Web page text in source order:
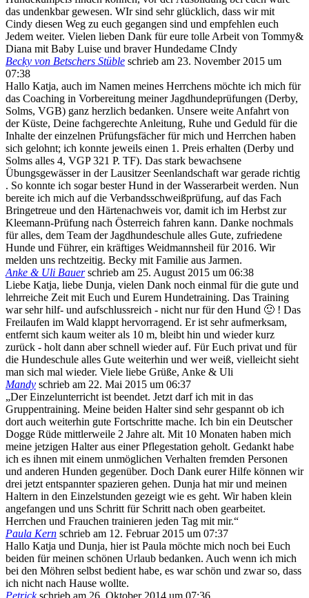
das undenkbar gewesen. WIr sind sehr glücklich, dass wir mit
Cindy diesen Weg zu euch gegangen sind und empfehlen euch
Jedem weiter. Vielen lieben Dank für eure tolle Arbeit von Tommy&
Diana mit Baby Luise und braver Hundedame CIndy
Becky von Betschers Stüble schrieb am 23. November 2015 um
07:38
Hallo Katja, auch im Namen meines Herrchens möchte ich mich für
das Coaching in Vorbereitung meiner Jagdhundeprüfungen (Derby,
Solms, VGB) ganz herzlich bedanken. Unsere weite Anfahrt von
der Küste, Deine fachgerechte Anleitung, Ruhe und Geduld für die
Inhalte der einzelnen Prüfungsfächer für mich und Herrchen haben
sich gelohnt; ich konnte jeweils einen 1. Preis erhalten (Derby und
Solms alles 4, VGP 321 P. TF). Das stark bewachsene
Übungsgewässer in der Lausitzer Seenlandschaft war gerade richtig
. So konnte ich sogar bester Hund in der Wasserarbeit werden. Nun
bereite ich mich auf die Verbandsschweißprüfung, auf das Fach
Bringetreue und den Härtenachweis vor, damit ich im Herbst zur
Kleemann-Prüfung nach Österreich fahren kann. Danke nochmals
für alles, dem Team der Jagdhundeschule alles Gute, zufriedene
Hunde und Führer, ein kräftiges Weidmannsheil für 2016. Wir
melden uns rechtzeitig. Becky mit Familie aus Jarmen.
Anke & Uli Bauer schrieb am 25. August 2015 um 06:38
Liebe Katja, liebe Dunja, vielen Dank noch einmal für die gute und
lehrreiche Zeit mit Euch und Eurem Hundetraining. Das Training
war sehr hilf- und aufschlussreich - nicht nur für den Hund 🙂 ! Das
Freilaufen im Wald klappt hervorragend. Er ist sehr aufmerksam,
entfernt sich kaum weiter als 10 m, bleibt hin und wieder kurz
zurück - holt dann aber schnell wieder auf. Für Euch privat und für
die Hundeschule alles Gute weiterhin und wer weiß, vielleicht sieht
man sich mal wieder. Viele liebe Grüße, Anke & Uli
Mandy schrieb am 22. Mai 2015 um 06:37
„Der Einzelunterricht ist beendet. Jetzt darf ich mit in das
Gruppentraining. Meine beiden Halter sind sehr gespannt ob ich
dort auch weiterhin gute Fortschritte mache. Ich bin ein Deutscher
Dogge Rüde mittlerweile 2 Jahre alt. Mit 10 Monaten haben mich
meine jetzigen Halter aus einer Pflegestation geholt. Gedankt habe
ich es ihnen mit einem unmöglichen Verhalten fremden Personen
und anderen Hunden gegenüber. Doch Dank eurer Hilfe können wir
drei jetzt entspannter spazieren gehen. Dunja hat mir und meinen
Haltern in den Einzelstunden gezeigt wie es geht. Wir haben klein
angefangen und uns Schritt für Schritt nach oben gearbeitet.
Herrchen und Frauchen trainieren jeden Tag mit mir.“
Paula Kern schrieb am 12. Februar 2015 um 07:37
Hallo Katja und Dunja, hier ist Paula möchte mich noch bei Euch
beiden für meinen schönen Urlaub bedanken. Auch wenn ich mich
bei den Möhren selbst bedient habe, es war schön und zwar so, dass
ich nicht nach Hause wollte.